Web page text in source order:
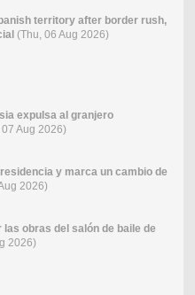
territory after border rush,
(Thu, 06 Aug 2026)
expulsa al granjero
Aug 2026)
y marca un cambio de
2026)
obras del salón de baile de
2026)